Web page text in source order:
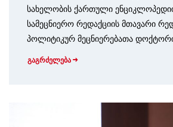
სახელობის ქართული
სამეცნიერო რედაქციის მთავარი
პოლიტიკურ მეცნიერებათა დოქტორი
გაგრძელება